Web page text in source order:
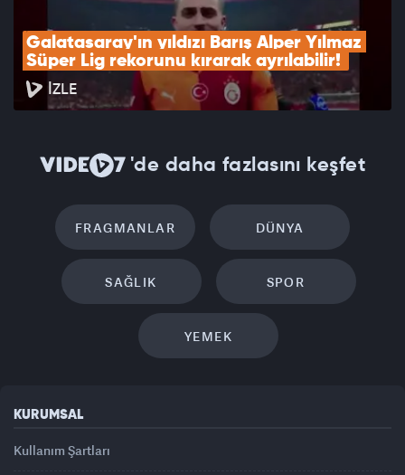
Galatasaray'ın yıldızı Barış Alper Yılmaz
Süper Lig rekorunu kırarak ayrılabilir!
İZLE
'de daha fazlasını keşfet
FRAGMANLAR DÜNYA
SAĞLIK SPOR
YEMEK
KURUMSAL
Kullanım Şartları